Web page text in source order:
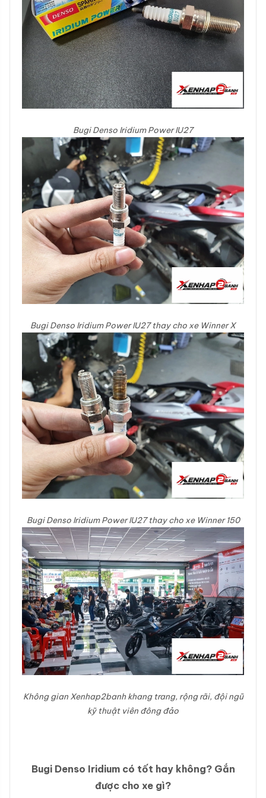
Bugi Denso Iridium Power IU27
Bugi Denso Iridium Power IU27 thay cho xe Winner X
Bugi Denso Iridium Power IU27 thay cho xe Winner 150
Không gian Xenhap2banh khang trang, rộng rãi, đội ngũ
kỹ thuật viên đông đảo
Bugi Denso Iridium có tốt hay không? Gắn
được cho xe gì?